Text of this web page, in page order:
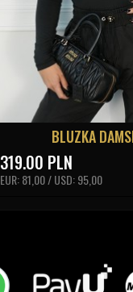
BLUZKA
319.00 PLN
EUR: 81,00 / USD: 95,00